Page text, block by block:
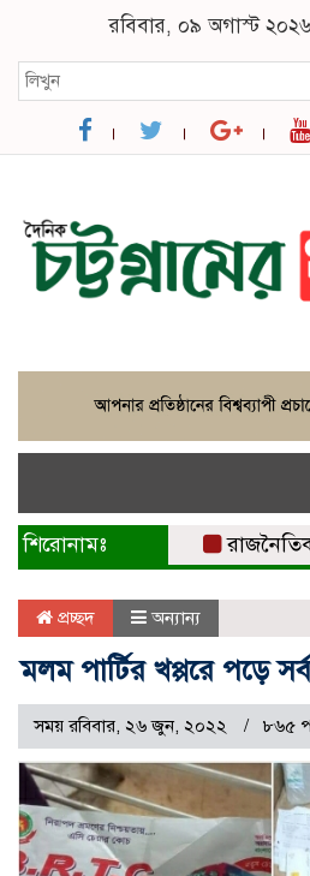
রবিবার, ০৯ অগাস্ট
শিরোনামঃ রাজনৈতিক ও
প্রচ্ছদ অন্যান্য
মলম পার্টির খপ্পরে পড়ে
সময় রবিবার, ২৬ জুন, ২০২২ ৮৬৫